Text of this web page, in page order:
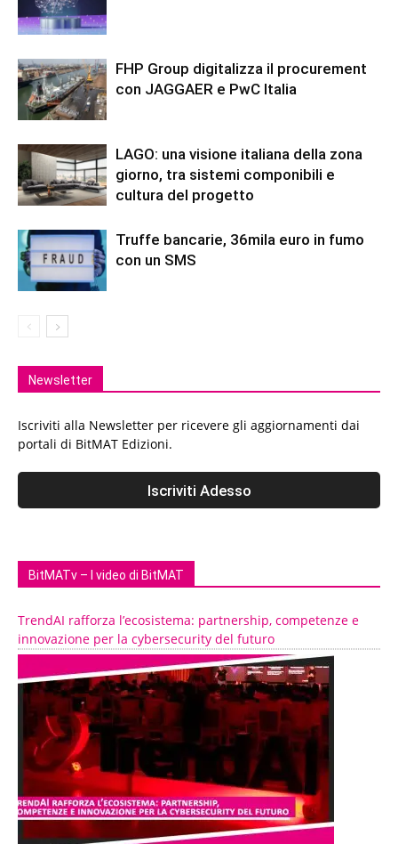
FHP Group digitalizza il procurement
con JAGGAER e PwC Italia
LAGO: una visione italiana della zona
giorno, tra sistemi componibili e
cultura del progetto
Truffe bancarie, 36mila euro in fumo
con un SMS
Newsletter
Iscriviti alla Newsletter per ricevere gli aggiornamenti dai
portali di BitMAT Edizioni.
BitMATv – I video di BitMAT
TrendAI rafforza l’ecosistema: partnership, competenze e
innovazione per la cybersecurity del futuro